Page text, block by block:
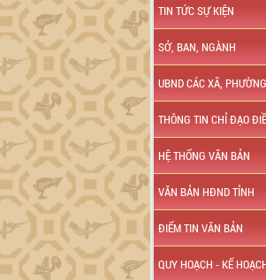
TIN TỨC SỰ KIỆN
SỞ, BAN, NGÀNH
UBND CÁC XÃ, PHƯỜNG
THÔNG TIN CHỈ ĐẠO
HỆ THỐNG VĂN BẢN
VĂN BẢN HĐND TỈNH
ĐIỂM TIN VĂN BẢN
QUY HOẠCH - KẾ